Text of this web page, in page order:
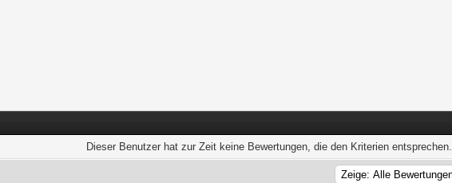
Dieser Benutzer hat zur Zeit keine Bewertungen, die den Kriterien entsprechen.